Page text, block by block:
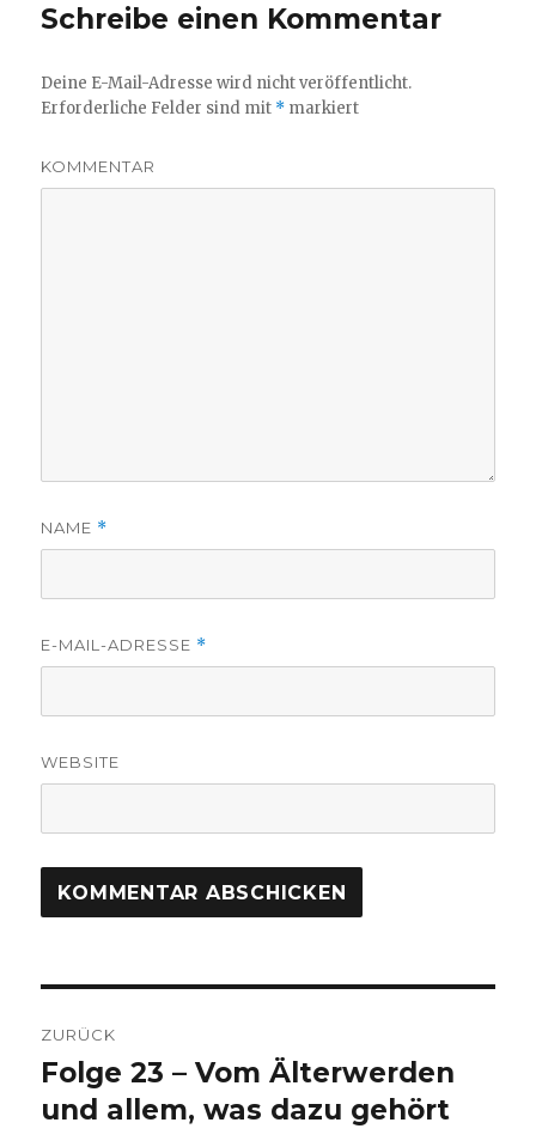
Schreibe einen Kommentar
Deine E-Mail-Adresse wird nicht veröffentlicht.
Erforderliche Felder sind mit * markiert
KOMMENTAR
NAME *
E-MAIL-ADRESSE *
WEBSITE
ZURÜCK
Vorheriger
Beitrag:
Folge 23 – Vom Älterwerden
und allem, was dazu gehört